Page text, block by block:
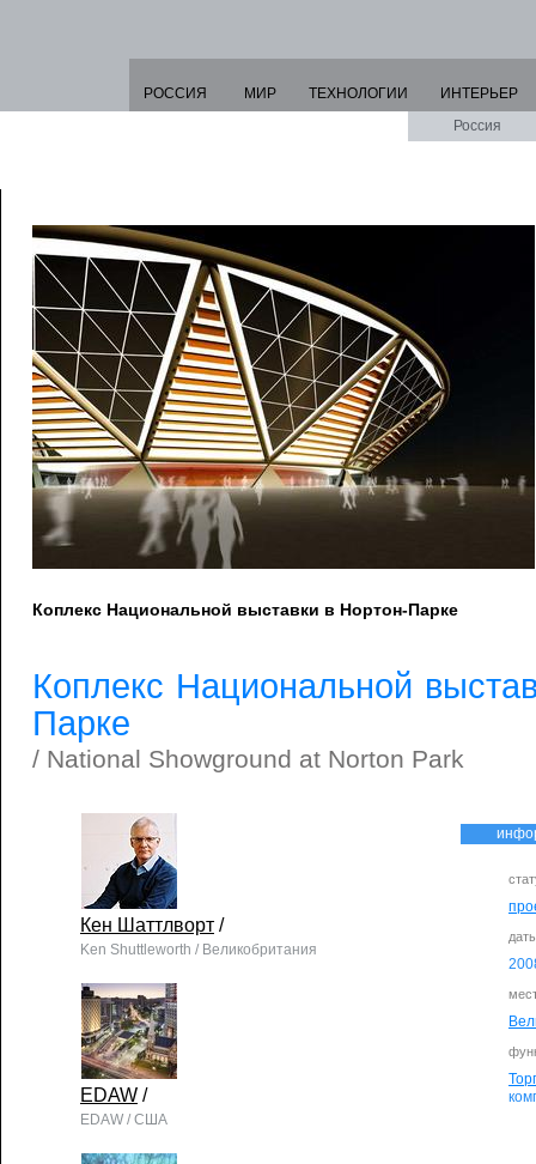
РОССИЯ МИР ТЕХНОЛОГИИ
ИНТЕРЬЕР
Россия
Коплекс Национальной выставки в Нортон-Парке
Коплекс Национальной
Парке
/ National Showground at Norton Park
Кен Шаттлворт /
Ken Shuttleworth / Великобритания
EDAW /
EDAW / США